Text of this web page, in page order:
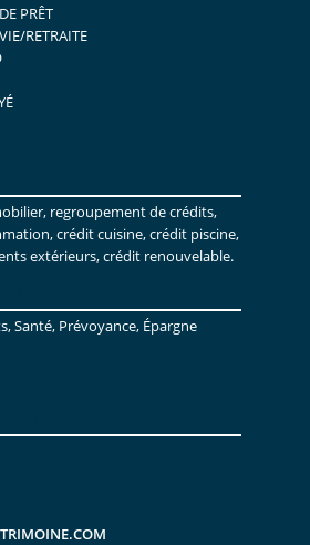
PRÊT
RETRAITE
regroupement de crédits,
crédit cuisine, crédit piscine,
extérieurs, crédit renouvelable.
Santé, Prévoyance, Épargne